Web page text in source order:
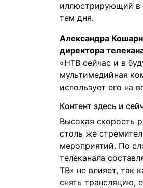
иллюстрирующий в
тем дня.
Александра
директора
«НТВ сейчас и в
мультимедийная
использует его на
Контент здесь и
Высокая скорость
столь же
мероприятий. По
телеканала
ТВ» не влияет, так
снять трансляцию,